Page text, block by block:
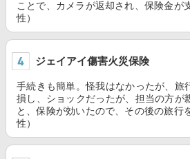
ことで、カメラが返却され、保険金が
性）
ジェイアイ傷害火災保険
手続きも簡単。怪我はなかったが、旅
損し、ショックだったが、担当の方が
と、保険が効いたので、その後の旅行
性）